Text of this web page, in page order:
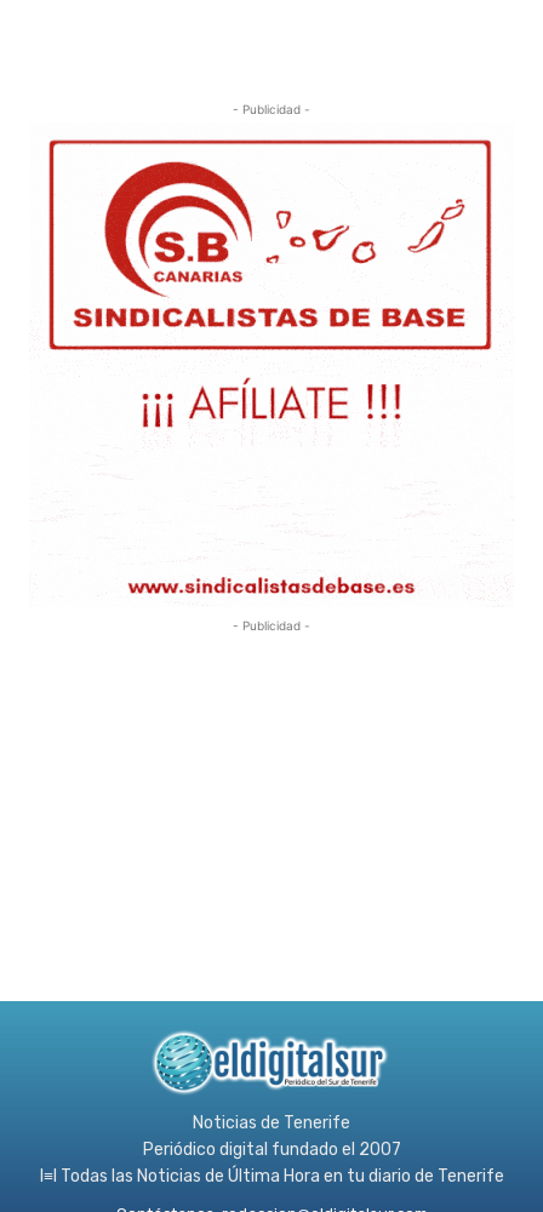
- Publicidad -
- Publicidad -
Noticias de Tenerife
Periódico digital fundado el 2007
l≡l Todas las Noticias de Última Hora en tu diario de Tenerife